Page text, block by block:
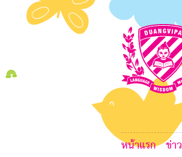
หน้าแรก ข่า
E